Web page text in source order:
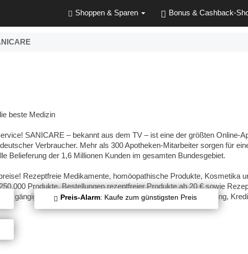
Shoppen & Sparen Bonus & Cashback-
beste Medizin
SANICARE – bekannt aus dem TV – ist eine der größten Online-
Verbraucher. Mehr als 300 Apotheken-Mitarbeiter sorgen für
Belieferung der 1,6 Millionen Kunden im gesamten Bundesgebiet.
Rezeptfreie Medikamente, homöopathische Produkte, Kosmetika
Produkte. Bestellungen rezeptfreier Produkte ab 20 € sowie
gängigen Zahlarten wie Rechnung, PayPal, Sofort-Überweisung,
Preis-Alarm: Kaufe zum günstigsten Preis